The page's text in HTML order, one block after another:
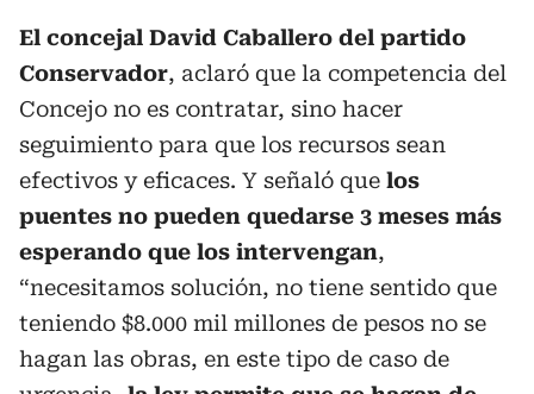
El concejal David Caballero del partido
Conservador, aclaró que la competencia del
Concejo no es contratar, sino hacer
seguimiento para que los recursos sean
efectivos y eficaces. Y señaló que los
puentes no pueden quedarse 3 meses más
esperando que los intervengan,
“necesitamos solución, no tiene sentido que
teniendo $8.000 mil millones de pesos no se
hagan las obras, en este tipo de caso de